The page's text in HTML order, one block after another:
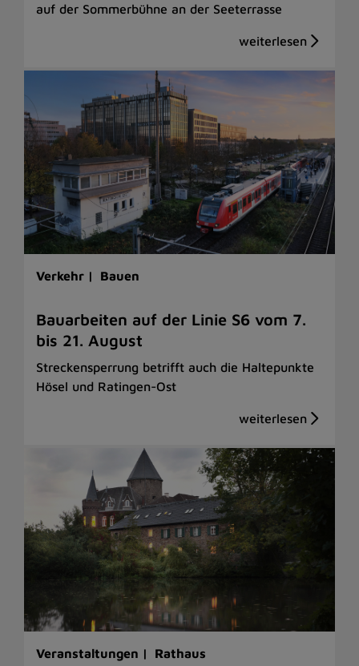
auf der Sommerbühne an der Seeterrasse
Verkehr | Bauen
Bauarbeiten auf der Linie S6 vom 7.
bis 21. August
Streckensperrung betrifft auch die Haltepunkte
Hösel und Ratingen-Ost
Veranstaltungen | Rathaus